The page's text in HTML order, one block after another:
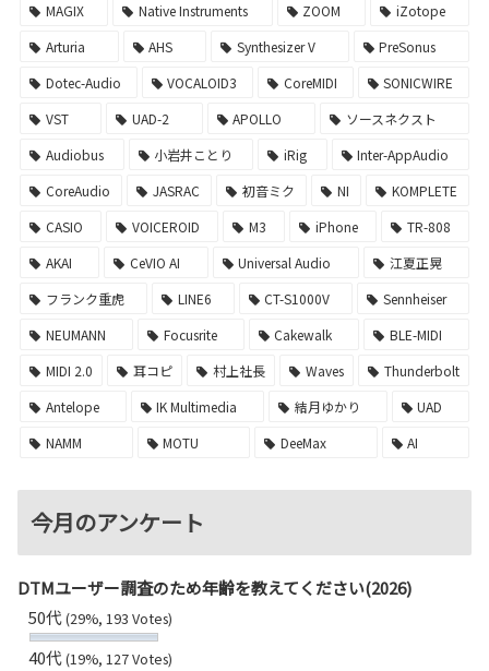
MAGIX
Native Instruments ZOOM
iZotope
Arturia
AHS Synthesizer V
PreSonus
Dotec-Audio
VOCALOID3 CoreMIDI
SONICWIRE
VST
UAD-2 APOLLO
ソースネクスト
Audiobus
小岩井ことり iRig
Inter-AppAudio
CoreAudio
JASRAC 初音ミク NI
KOMPLETE
CASIO
VOICEROID M3 iPhone
TR-808
AKAI
CeVIO AI Universal Audio
江夏正晃
フランク重虎
LINE6 CT-S1000V
Sennheiser
NEUMANN
Focusrite Cakewalk
BLE-MIDI
MIDI 2.0
耳コピ 村上社長 Waves
Thunderbolt
Antelope
IK Multimedia 結月ゆかり
UAD
NAMM
MOTU DeeMax AI
今月のアンケート
DTMユーザー調査のため年齢を教えてください(2026)
50代(29%, 193 Votes)
40代(19%, 127 Votes)